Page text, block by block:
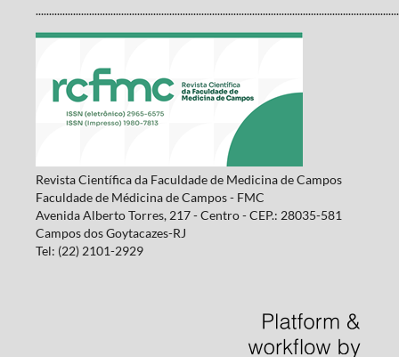
Revista Científica da Faculdade de Medicina de Campos
Faculdade de Médicina de Campos - FMC
Avenida Alberto Torres, 217 - Centro - CEP.: 28035-581
Campos dos Goytacazes-RJ
Tel: (22) 2101-2929